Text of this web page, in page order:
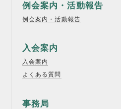
例会案内・活動報告
例会案内・活動報告
入会案内
入会案内
よくある質問
事務局